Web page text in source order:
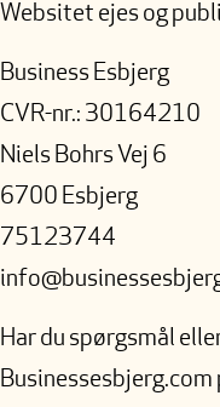
Websitet ejes og
Business Esbjerg
CVR-nr.: 30164210
Niels Bohrs Vej 6
6700 Esbjerg
75123744
Har du spørgsmål
Businessesbjerg.com